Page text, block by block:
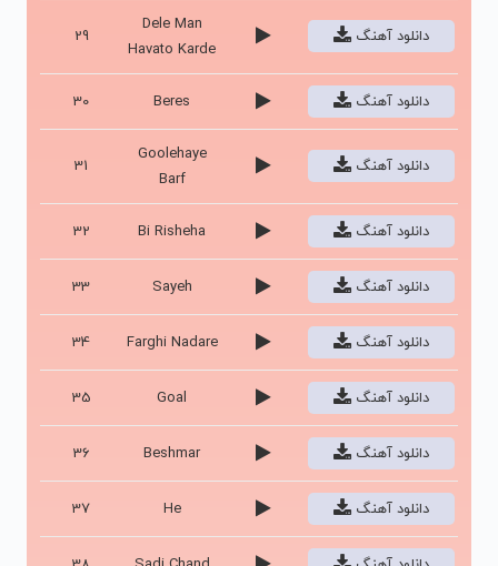
29
Dele Man
Havato Karde
دانلود آهنگ
30 Beres دانلود آهنگ
31
Goolehaye
Barf
دانلود آهنگ
32 Bi Risheha دانلود آهنگ
33 Sayeh دانلود آهنگ
34 Farghi Nadare دانلود آهنگ
35 Goal دانلود آهنگ
36 Beshmar دانلود آهنگ
37 He دانلود آهنگ